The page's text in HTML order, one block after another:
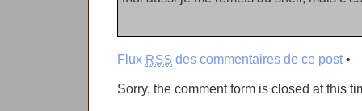
Flux RSS des commentaires de ce post•
Sorry, the comment form is closed at this